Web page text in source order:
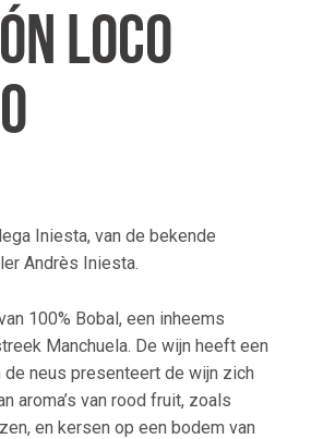
Loco
Iniesta, van de bekende
Andrès Iniesta.
100% Bobal, een inheems
Manchuela. De wijn heeft een
neus presenteert de wijn zich
aroma’s van rood fruit, zoals
en kersen op een bodem van